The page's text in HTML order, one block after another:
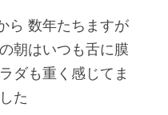
ら 数年たちますが
朝はいつも舌に膜
ダも重く感じてま
た